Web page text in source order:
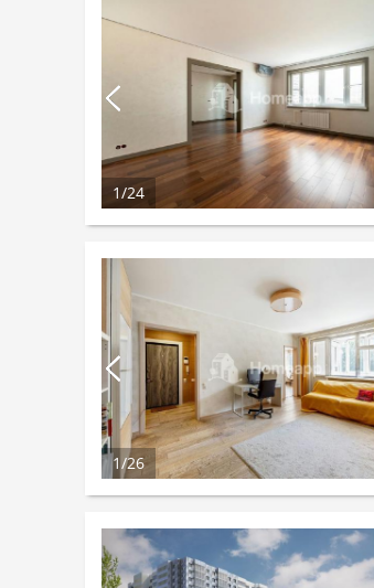
1/24
1/26